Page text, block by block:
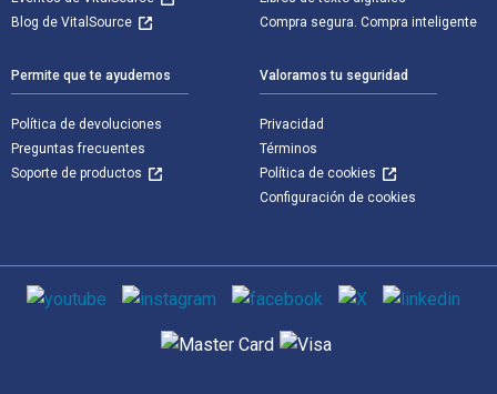
Blog de VitalSource
Compra segura. Compra inteligente
Permite que te ayudemos
Política de devoluciones
Preguntas frecuentes
Soporte de productos
Valoramos tu seguridad
Privacidad
Términos
Política de cookies
Configuración de cookies
Medios de comunicación social
Métodos de pago admitidos